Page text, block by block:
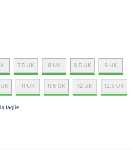
7.5 UK 8 UK 8.5 UK 9 UK
11 UK 11.5 UK 12 UK 12.5 UK
taglie